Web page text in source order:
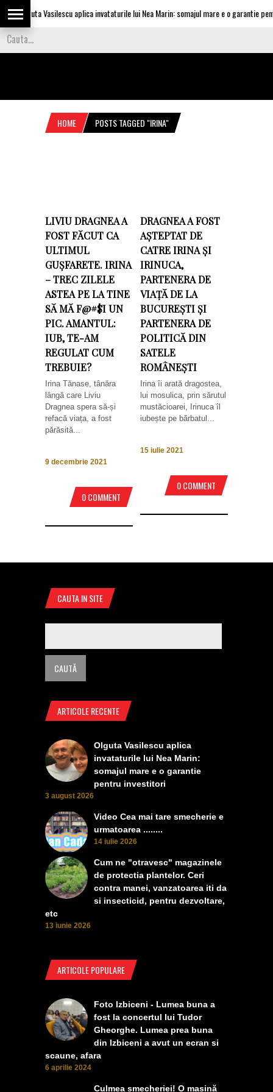
Olguta Vasilescu aplica invataturile lui Nea Marin: somajul mare e o garantie
HOME POSTS TAGGED "IRINA"
LIVIU DRAGNEA A
FOST FĂCUT CA
ULTIMUL
GUȘFARETE. IRINA
– TREC ZILELE
ASTEA PE LA TINE
SĂ MĂ F@#$I UN
PIC. AMANTUL:
IUB, TE-AM
REGULAT CUM
TREBUIE?
Irina Tănase, tânăra
lângă care Liviu
Dragnea spera să-și
refacă viața, a fost
părăsită...
9 decembrie 2021
0 COMMENT
DRAGNEA A FOST
AȘTEPTAT DE
CATRE IRINA ȘI
IRINUCA,
PARTENERA DE
VIAȚĂ DE LA
BUCUREȘTI ȘI
PARTENERA DE
POLITICĂ DIN
SATELE
ROMÂNEȘTI
Irina îi arată dragostea,
lui mosulica, prin sărutul
mustăcioarei, Irinuca îl
iubește pe bărbatul...
15 iulie 2021
0 COMMENT
CAUTA IN SITE
ARTICOLE RECENTE
Olguta Vasilescu aplica
invataturile lui Nea Marin:
somajul mare e o garantie
pentru investitori
3 august 2026
Video Cea mai tare smecherie e
urmatoarea ........
14 iulie 2026
Cum ne "otravesc" magazinele
de protectia plantelor. Ceri
contra manei, vanzatoarea iti da
si insecticid, pentru dezvoltare,
etc
13 iunie 2026
ARTICOLE POPULARE
Foto Izbiceni - Lumea buna a
fost la concertul lui Tudor
Gheorghe. Lumea prea buna
din Izbiceni a avut un ecran si
scaune, afara
6 aprilie 2024
Culmea smecheriei! O mașină